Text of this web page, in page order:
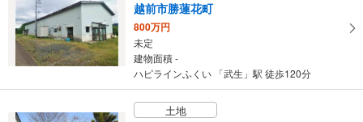
越前市勝蓮花町
800万円
未定
建物面積 -
ハピラインふくい 「武生」駅 徒歩120分
土地